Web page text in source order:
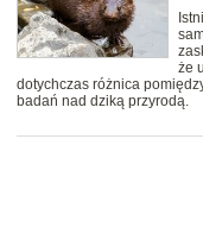
że
dotychczas różnica
badań nad dziką przyrodą.